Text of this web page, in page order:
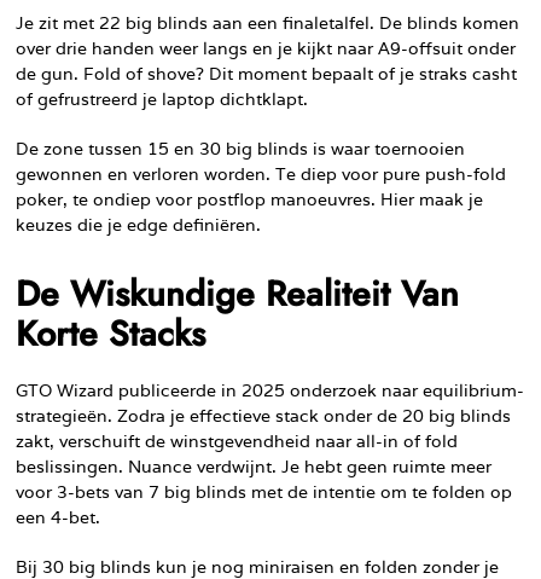
Je zit met 22 big blinds aan een finaletalfel. De blinds komen
over drie handen weer langs en je kijkt naar A9-offsuit onder
de gun. Fold of shove? Dit moment bepaalt of je straks casht
of gefrustreerd je laptop dichtklapt.
De zone tussen 15 en 30 big blinds is waar toernooien
gewonnen en verloren worden. Te diep voor pure push-fold
poker, te ondiep voor postflop manoeuvres. Hier maak je
keuzes die je edge definiëren.
De Wiskundige Realiteit Van
Korte Stacks
GTO Wizard publiceerde in 2025 onderzoek naar equilibrium-
strategieën. Zodra je effectieve stack onder de 20 big blinds
zakt, verschuift de winstgevendheid naar all-in of fold
beslissingen. Nuance verdwijnt. Je hebt geen ruimte meer
voor 3-bets van 7 big blinds met de intentie om te folden op
een 4-bet.
Bij 30 big blinds kun je nog miniraisen en folden zonder je